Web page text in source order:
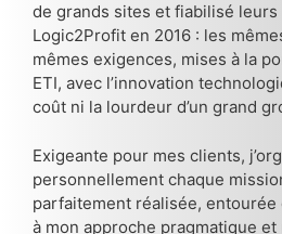
de grands sites et fiabilisé leurs
Logic2Profit en 2016 : les
mêmes exigences, mises à la
ETI, avec l’innovation
coût ni la lourdeur d’un grand
Exigeante pour mes clients,
personnellement chaque
parfaitement réalisée,
à mon approche pragmatique